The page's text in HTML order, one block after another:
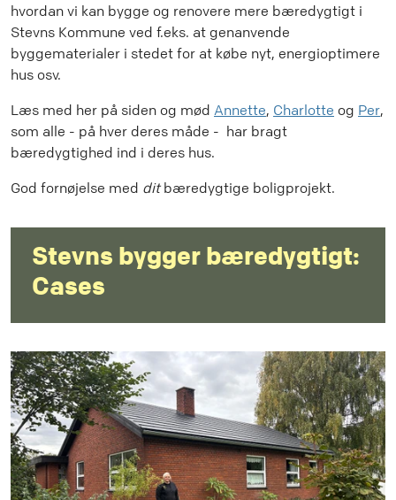
hvordan vi kan bygge og renovere mere bæredygtigt i
Stevns Kommune ved f.eks. at genanvende
byggematerialer i stedet for at købe nyt, energioptimere
hus osv.
Læs med her på siden og mød Annette, Charlotte og Per,
som alle - på hver deres måde - har bragt
bæredygtighed ind i deres hus.
God fornøjelse med ditbæredygtige boligprojekt.
Stevns bygger bæredygtigt:
Cases